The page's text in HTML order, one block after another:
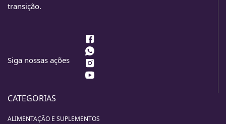
transição.
Siga nossas ações
CATEGORIAS
ALIMENTAÇÃO E SUPLEMENTOS